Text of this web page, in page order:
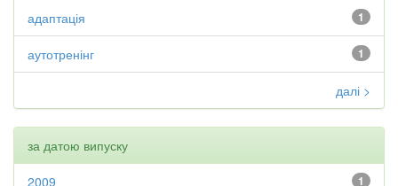
1
адаптація
1
аутотренінг
далі >
за датою випуску
1
2009